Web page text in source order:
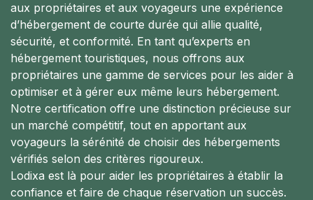
aux propriétaires et aux voyageurs une expérience
d’hébergement de courte durée qui allie qualité,
sécurité, et conformité. En tant qu’experts en
hébergement touristiques, nous offrons aux
propriétaires une gamme de services pour les aider à
optimiser et à gérer eux même leurs hébergement.
Notre certification offre une distinction précieuse sur
un marché compétitif, tout en apportant aux
voyageurs la sérénité de choisir des hébergements
vérifiés selon des critères rigoureux.
Lodixa est là pour aider les propriétaires à établir la
confiance et faire de chaque réservation un succès.